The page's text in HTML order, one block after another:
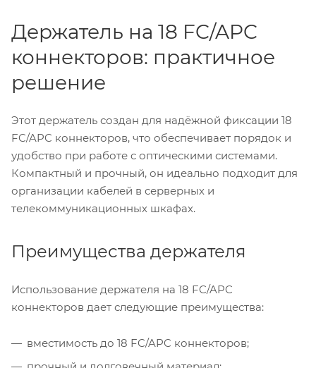
Держатель на 18 FC/APC
коннекторов: практичное
решение
Этот держатель создан для надёжной фиксации 18
FC/APC коннекторов, что обеспечивает порядок и
удобство при работе с оптическими системами.
Компактный и прочный, он идеально подходит для
организации кабелей в серверных и
телекоммуникационных шкафах.
Преимущества держателя
Использование держателя на 18 FC/APC
коннекторов дает следующие преимущества:
вместимость до 18 FC/APC коннекторов;